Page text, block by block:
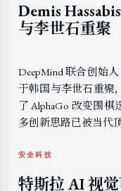
Demis
与李世石重聚
DeepMind 联合创始人
于韩国与李世石重聚
了 AlphaGo 改变围
多创新思路已被当代
安全科技
特斯拉 AI 视